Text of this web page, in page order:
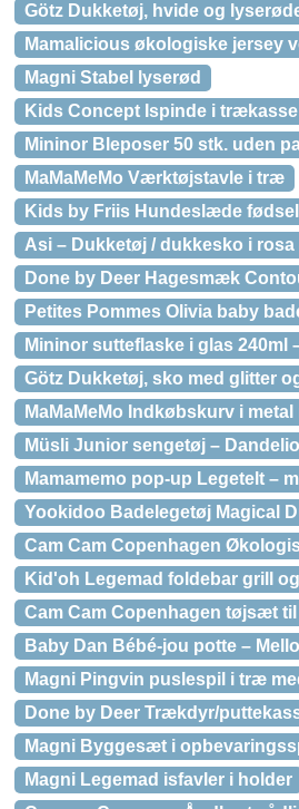
Götz Dukketøj, hvide og
Mamalicious økologiske jersey
Magni Stabel lyserød
Kids Concept Ispinde i trækasse
Mininor Bleposer 50 stk. uden
MaMaMeMo Værktøjstavle i træ
Kids by Friis Hundeslæde
Asi – Dukketøj / dukkesko i rosa
Done by Deer Hagesmæk
Petites Pommes Olivia baby
Mininor sutteflaske i glas 240ml
Götz Dukketøj, sko med glitter
MaMaMeMo Indkøbskurv i metal
Müsli Junior sengetøj –
Mamamemo pop-up Legetelt –
Yookidoo Badelegetøj Magical
Cam Cam Copenhagen
Kid'oh Legemad foldebar grill
Cam Cam Copenhagen tøjsæt
Baby Dan Bébé-jou potte –
Magni Pingvin puslespil i træ
Done by Deer Trækdyr/
Magni Byggesæt i
Magni Legemad isfavler i holder